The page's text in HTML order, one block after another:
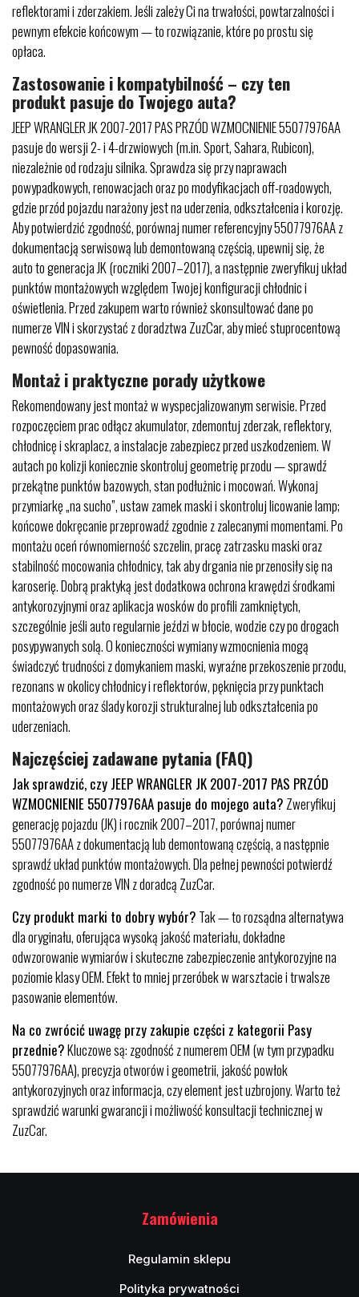
reflektorami i zderzakiem. Jeśli zależy Ci na trwałości, powtarzalności i
pewnym efekcie końcowym — to rozwiązanie, które po prostu się
opłaca.
Zastosowanie i kompatybilność – czy ten
produkt pasuje do Twojego auta?
JEEP WRANGLER JK 2007-2017 PAS PRZÓD WZMOCNIENIE 55077976AA
pasuje do wersji 2- i 4-drzwiowych (m.in. Sport, Sahara, Rubicon),
niezależnie od rodzaju silnika. Sprawdza się przy naprawach
powypadkowych, renowacjach oraz po modyfikacjach off-roadowych,
gdzie przód pojazdu narażony jest na uderzenia, odkształcenia i korozję.
Aby potwierdzić zgodność, porównaj numer referencyjny 55077976AA z
dokumentacją serwisową lub demontowaną częścią, upewnij się, że
auto to generacja JK (roczniki 2007–2017), a następnie zweryfikuj układ
punktów montażowych względem Twojej konfiguracji chłodnic i
oświetlenia. Przed zakupem warto również skonsultować dane po
numerze VIN i skorzystać z doradztwa ZuzCar, aby mieć stuprocentową
pewność dopasowania.
Montaż i praktyczne porady użytkowe
Rekomendowany jest montaż w wyspecjalizowanym serwisie. Przed
rozpoczęciem prac odłącz akumulator, zdemontuj zderzak, reflektory,
chłodnicę i skraplacz, a instalacje zabezpiecz przed uszkodzeniem. W
autach po kolizji koniecznie skontroluj geometrię przodu — sprawdź
przekątne punktów bazowych, stan podłużnic i mocowań. Wykonaj
przymiarkę „na sucho”, ustaw zamek maski i skontroluj licowanie lamp;
końcowe dokręcanie przeprowadź zgodnie z zalecanymi momentami. Po
montażu oceń równomierność szczelin, pracę zatrzasku maski oraz
stabilność mocowania chłodnicy, tak aby drgania nie przenosiły się na
karoserię. Dobrą praktyką jest dodatkowa ochrona krawędzi środkami
antykorozyjnymi oraz aplikacja wosków do profili zamkniętych,
szczególnie jeśli auto regularnie jeździ w błocie, wodzie czy po drogach
posypywanych solą. O konieczności wymiany wzmocnienia mogą
świadczyć trudności z domykaniem maski, wyraźne przekoszenie przodu,
rezonans w okolicy chłodnicy i reflektorów, pęknięcia przy punktach
montażowych oraz ślady korozji strukturalnej lub odkształcenia po
uderzeniach.
Najczęściej zadawane pytania (FAQ)
Jak sprawdzić, czy JEEP WRANGLER JK 2007-2017 PAS PRZÓD
WZMOCNIENIE 55077976AA pasuje do mojego auta? Zweryfikuj
generację pojazdu (JK) i rocznik 2007–2017, porównaj numer
55077976AA z dokumentacją lub demontowaną częścią, a następnie
sprawdź układ punktów montażowych. Dla pełnej pewności potwierdź
zgodność po numerze VIN z doradcą ZuzCar.
Czy produkt marki to dobry wybór? Tak — to rozsądna alternatywa
dla oryginału, oferująca wysoką jakość materiału, dokładne
odwzorowanie wymiarów i skuteczne zabezpieczenie antykorozyjne na
poziomie klasy OEM. Efekt to mniej przeróbek w warsztacie i trwalsze
pasowanie elementów.
Na co zwrócić uwagę przy zakupie części z kategorii Pasy
przednie?Kluczowe są: zgodność z numerem OEM (w tym przypadku
55077976AA), precyzja otworów i geometrii, jakość powłok
antykorozyjnych oraz informacja, czy element jest uzbrojony. Warto też
sprawdzić warunki gwarancji i możliwość konsultacji technicznej w
ZuzCar.
Zamówienia
Regulamin sklepu
Polityka prywatności